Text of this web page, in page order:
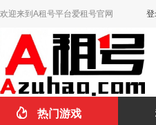
欢迎来到A租号平台爱租号官网
热门游戏